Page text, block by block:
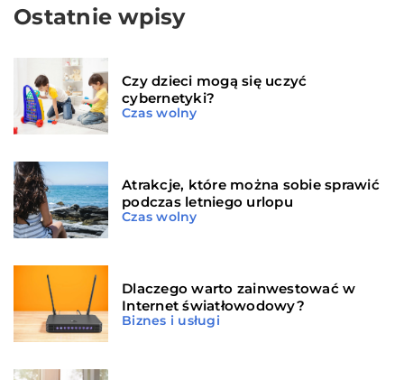
Ostatnie wpisy
Czy dzieci mogą się uczyć
cybernetyki?
Czas wolny
Atrakcje, które można sobie sprawić
podczas letniego urlopu
Czas wolny
Dlaczego warto zainwestować w
Internet światłowodowy?
Biznes i usługi